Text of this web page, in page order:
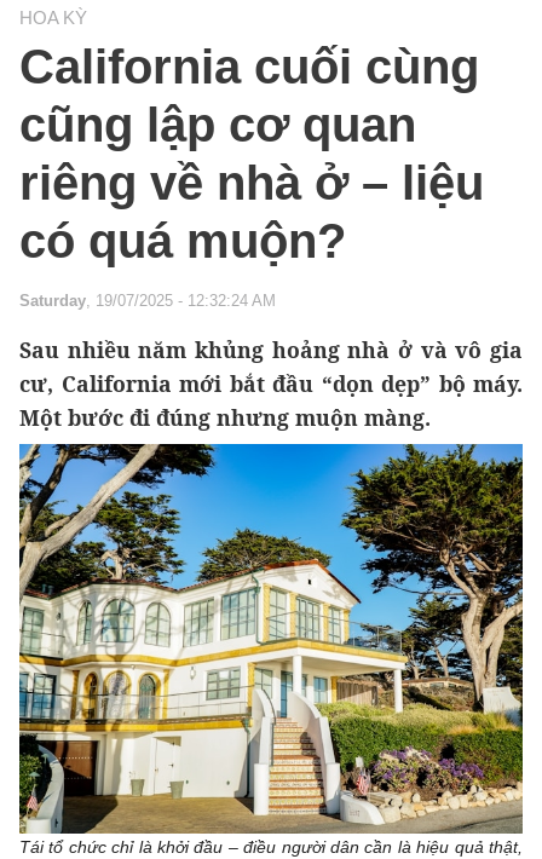
HOA KỲ
California cuối cùng
cũng lập cơ quan
riêng về nhà ở – liệu
có quá muộn?
Saturday, 19/07/2025 - 12:32:24 AM
Sau nhiều năm khủng hoảng nhà ở và vô gia
cư, California mới bắt đầu “dọn dẹp” bộ máy.
Một bước đi đúng nhưng muộn màng.
Tái tổ chức chỉ là khởi đầu – điều người dân cần là hiệu quả thật,